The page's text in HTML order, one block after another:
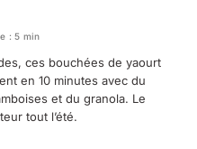
: 5 min
ces bouchées de yaourt
en 10 minutes avec du
et du granola. Le
tout l’été.